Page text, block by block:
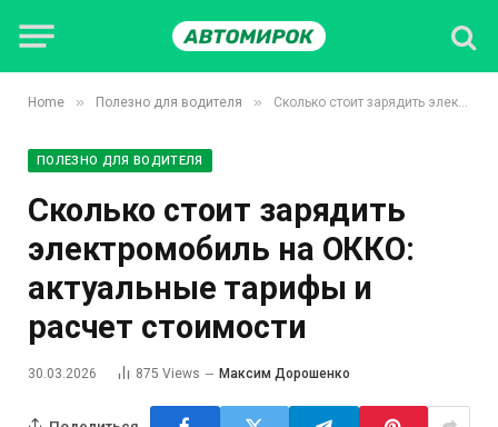
Home » Полезно для водителя » Сколько стоит зарядить электромобиль на ОККО: актуальные тарифы и расчет стоимости
ПОЛЕЗНО ДЛЯ ВОДИТЕЛЯ
Сколько стоит зарядить
электромобиль на ОККО:
актуальные тарифы и
расчет стоимости
30.03.2026 875 Views Максим Дорошенко